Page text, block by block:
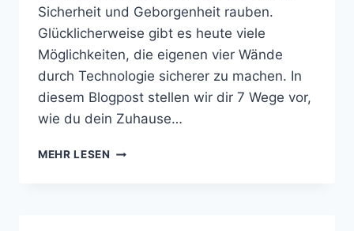
Sicherheit und Geborgenheit rauben.
Glücklicherweise gibt es heute viele
Möglichkeiten, die eigenen vier Wände
durch Technologie sicherer zu machen. In
diesem Blogpost stellen wir dir 7 Wege vor,
wie du dein Zuhause…
MEHR LESEN